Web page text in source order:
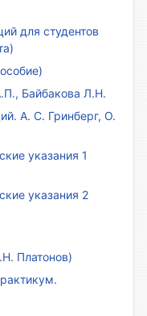
для студентов
Байбакова Л.Н.
А. С. Гринберг, О.
указания 1
указания 2
Платонов)